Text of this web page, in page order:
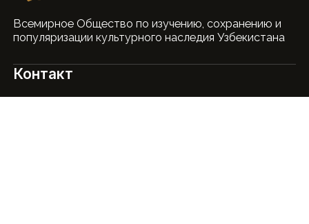
Всемирное Общество по изучению, сохранению и
популяризации культурного наследия Узбекистана
Контакт
+99895 513-00-09